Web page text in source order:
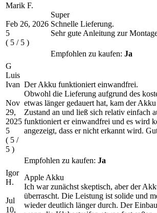
Marik F.
Feb 26, 2026
5
( 5 / 5 )
Super
Schnelle Lieferung.
Sehr gute Anleitung zur
Empfohlen zu kaufen: Ja
G
Luis
Ivan
Nov
29,
2025
5
( 5 /
5 )
Der Akku funktioniert einwandfrei.
Obwohl die Lieferung aufgrund des
etwas länger gedauert hat, kam der
Zustand an und ließ sich relativ einfach
funktioniert er einwandfrei und es wird
angezeigt, dass er nicht erkannt wird.
Empfohlen zu kaufen: Ja
Igor
H.
Jul
10,
Apple Akku
Ich war zunächst skeptisch, aber der
überrascht. Die Leistung ist solide und
wieder deutlich länger durch. Der